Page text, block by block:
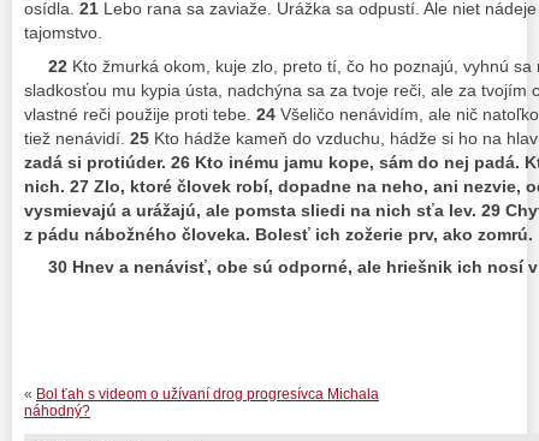
osídla. 21 Lebo rana sa zaviaže. Urážka sa odpustí. Ale niet
tajomstvo.
22 Kto žmurká okom, kuje zlo, preto tí, čo ho poznajú, vyhnú
sladkosťou mu kypia ústa, nadchýna sa za tvoje reči, ale za tvojím
vlastné reči použije proti tebe. 24 Všeličo nenávidím, ale nič
tiež nenávidí. 25 Kto hádže kameň do vzduchu, hádže si ho na
zadá si protiúder. 26 Kto inému jamu kope, sám do nej padá.
nich. 27 Zlo, ktoré človek robí, dopadne na neho, ani nezvie,
vysmievajú a urážajú, ale pomsta sliedi na nich sťa lev. 29
z pádu nábožného človeka. Bolesť ich zožerie prv, ako zomrú.
30 Hnev a nenávisť, obe sú odporné, ale hriešnik ich nosí
« Bol ťah s videom o užívaní drog progresívca Michala
náhodný?